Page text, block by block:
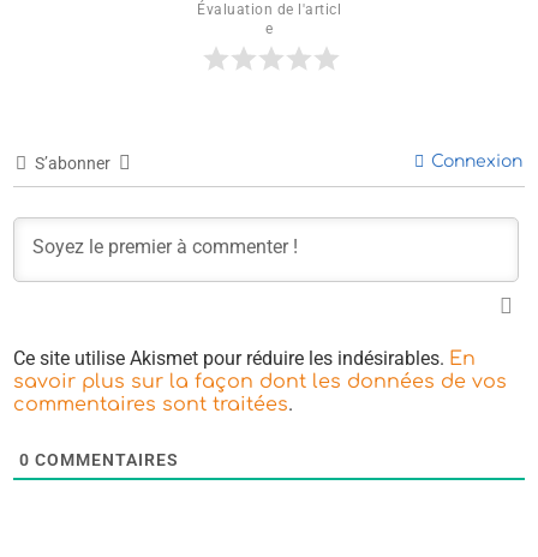
Évaluation de l'articl
e
S’abonner Connexion
Ce site utilise Akismet pour réduire les indésirables. En
savoir plus sur la façon dont les données de vos
commentaires sont traitées.
0 COMMENTAIRES